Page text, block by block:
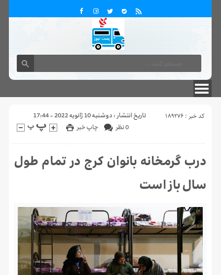
کد خبر : 189276
تاریخ انتشار : دوشنبه 10 ژانویه 2022 - 17:44
چاپ خبر
0 نظر
درب گرمخانه بانوان کرج در تمام طول
سال باز است